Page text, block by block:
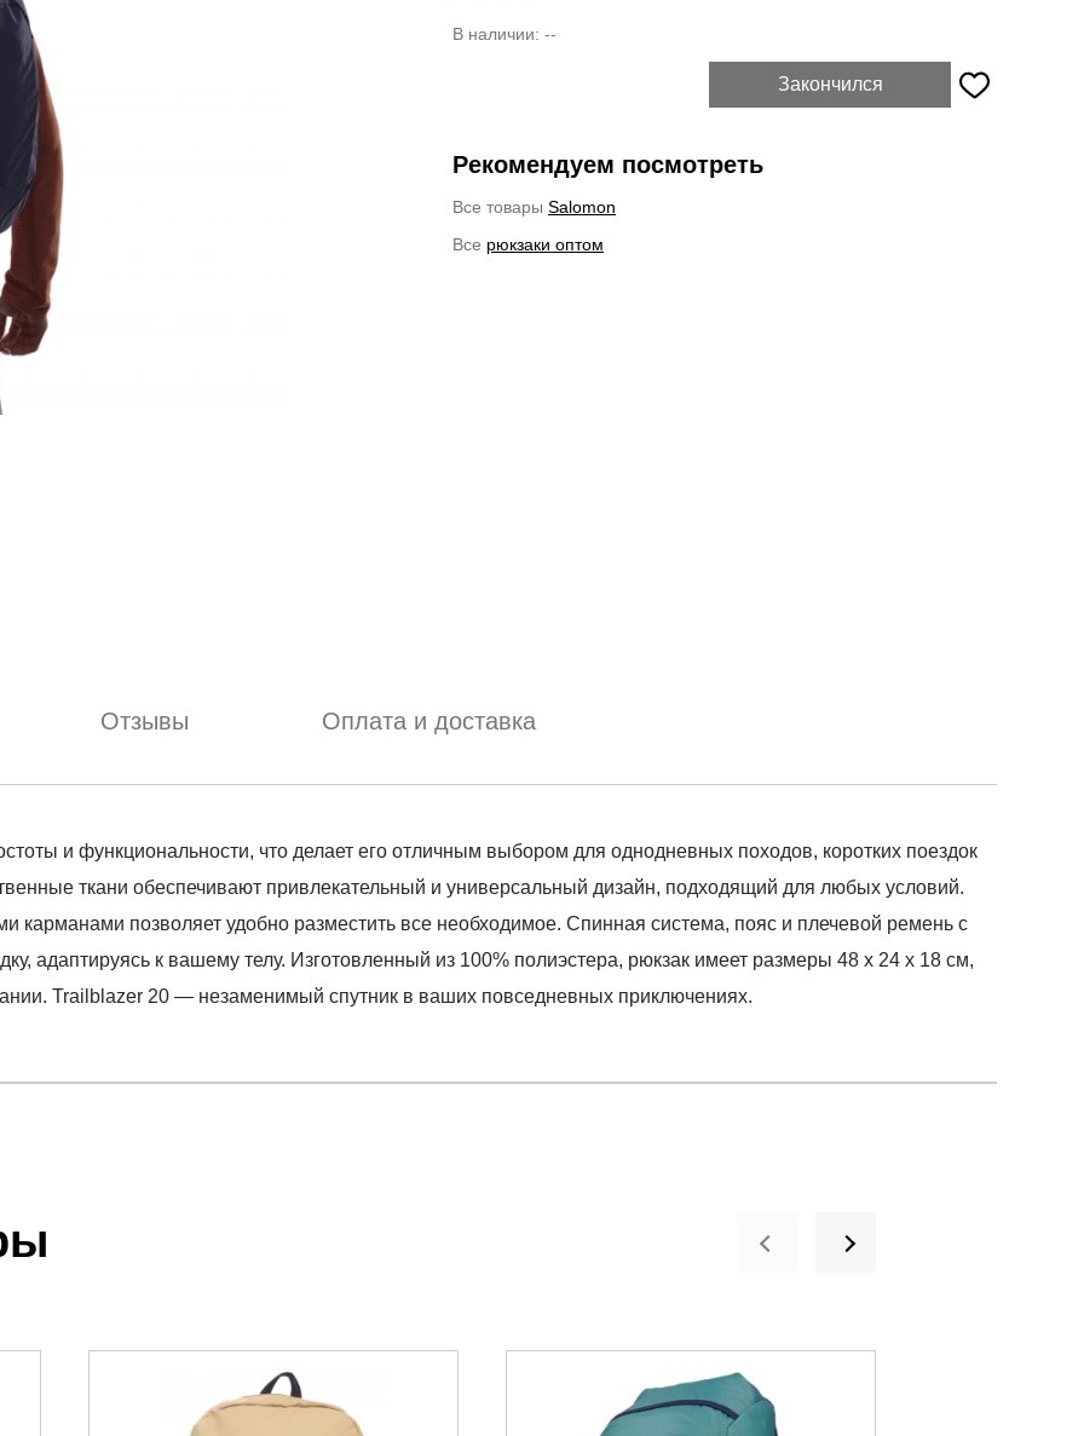
В наличии: --
Закончился
Рекомендуем посмотреть
Все товары Salomon
Все рюкзаки оптом
Отзывы Оплата и доставка
и функциональности, что делает его отличным выбором для однодневных походов, коротких поездок
ткани обеспечивают привлекательный и универсальный дизайн, подходящий для любых условий.
карманами позволяет удобно разместить все необходимое. Спинная система, пояс и плечевой ремень с
адаптируясь к вашему телу. Изготовленный из 100% полиэстера, рюкзак имеет размеры 48 x 24 x 18 см,
Trailblazer 20 — незаменимый спутник в ваших повседневных приключениях.
счета менеджером.
который высылает менеджер.
с Почтой Росии и СДЭК.